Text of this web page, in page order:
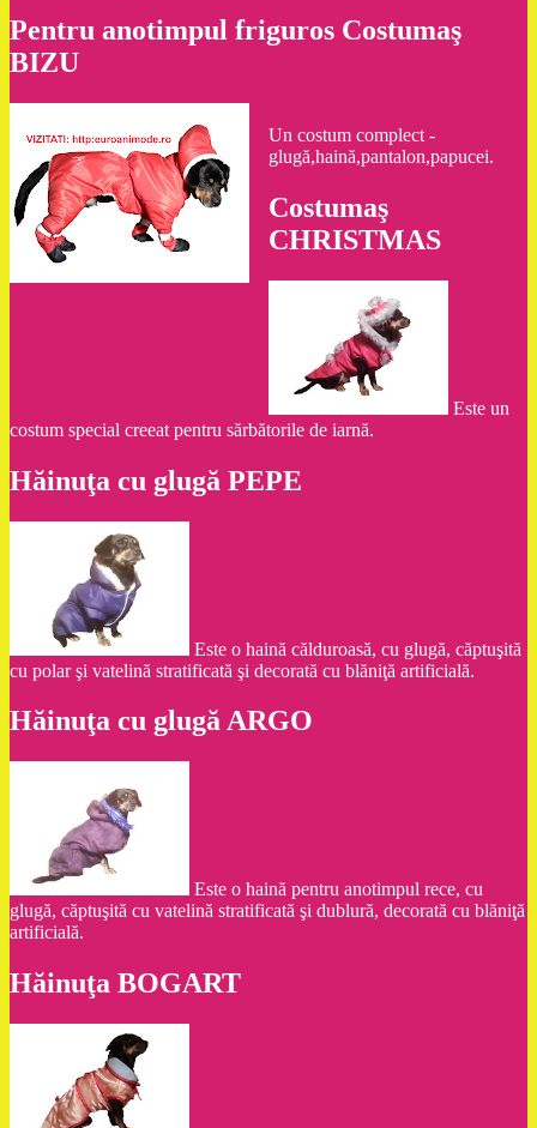
Pentru anotimpul friguros Costumaş
BIZU
Un costum complect -
glugă,haină,pantalon,papucei.
Costumaş
CHRISTMAS
Este un
costum special creeat pentru sărbătorile de iarnă.
Hăinuţa cu glugă PEPE
Este o haină călduroasă, cu glugă, căptuşită
cu polar şi vatelină stratificată şi decorată cu blăniţă artificială.
Hăinuţa cu glugă ARGO
Este o haină pentru anotimpul rece, cu
glugă, căptuşită cu vatelină stratificată şi dublură, decorată cu blăniţă
artificială.
Hăinuţa BOGART